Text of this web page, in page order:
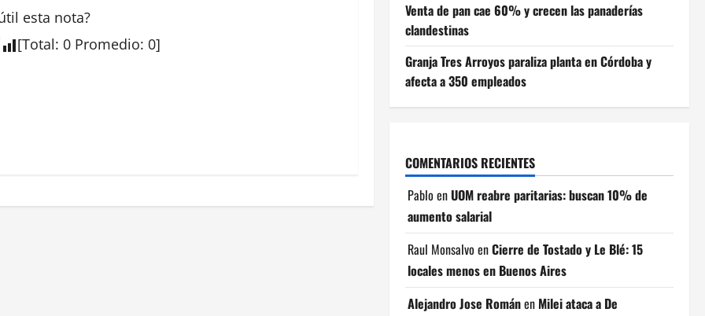
esta nota?
[Total: 0 Promedio: 0]
Venta de pan cae 60% y crecen las panaderías
clandestinas
Granja Tres Arroyos paraliza planta en Córdoba y
afecta a 350 empleados
COMENTARIOS RECIENTES
Pablo enUOM reabre paritarias: buscan 10% de
aumento salarial
Raul Monsalvo enCierre de Tostado y Le Blé: 15
locales menos en Buenos Aires
Alejandro Jose Románen Milei ataca a De